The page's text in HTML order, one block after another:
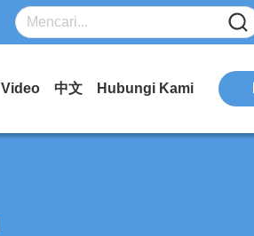
Video 中文 Hubungi Kami